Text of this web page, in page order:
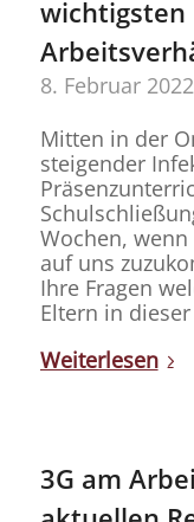
wichtigsten
8. Februar 2022
Mitten in der
steigender
Wochen,
auf uns
Ihre Fragen
Eltern in
Weiterlesen
3G am